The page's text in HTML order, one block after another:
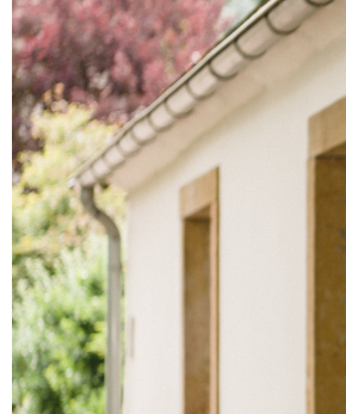
Photo Booth
Álbum de
Links
Rent & Sales